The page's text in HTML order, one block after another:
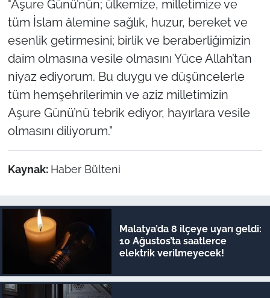
"Aşure Günü’nün; ülkemize, milletimize ve
tüm İslam âlemine sağlık, huzur, bereket ve
esenlik getirmesini; birlik ve beraberliğimizin
daim olmasına vesile olmasını Yüce Allah’tan
niyaz ediyorum. Bu duygu ve düşüncelerle
tüm hemşehrilerimin ve aziz milletimizin
Aşure Günü’nü tebrik ediyor, hayırlara vesile
olmasını diliyorum."
Kaynak: Haber Bülteni
Malatya’da 8 ilçeye uyarı geldi:
10 Ağustos’ta saatlerce
elektrik verilmeyecek!